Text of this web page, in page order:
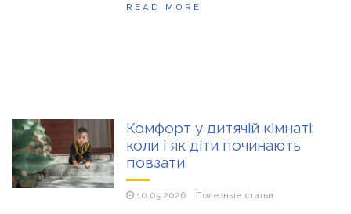
READ MORE
Комфорт у дитячій кімнаті:
коли і як діти починають
повзати
10.05.2026 Полезные статьи